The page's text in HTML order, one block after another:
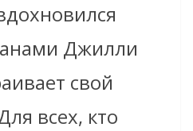
Джилли
свой
всех, кто